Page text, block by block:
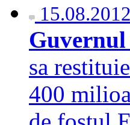
15.08.2012
sa
400